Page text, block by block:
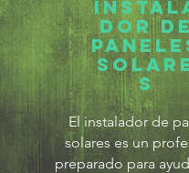
dor
s
El instalador de
solares es un
preparado para